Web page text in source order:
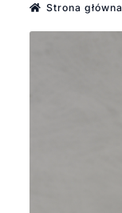
Strona główna